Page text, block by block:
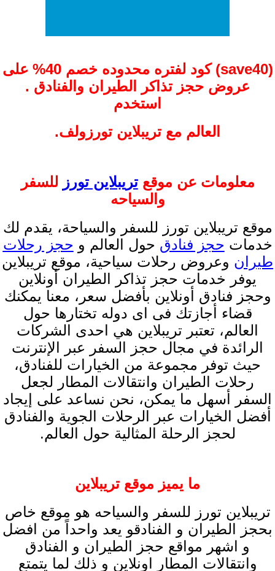
(save
40)
كود لفتره محدوده خصم 40% على
عروض حجز تذاكر الطيران والفنادق .
استخدم
العالم مع تريبلاين تورزولف.
معلومات عن موقعتريبلاين تورز للسفر
والسياحه
موقع تريبلاين تورز للسفر والسياحة، يقدم لك
خدمات حجز فنادق حول العالم و حجز رحلات
طيران وعروض رحلات سياحية، موقع تريبلاين
يوفر خدمات حجز تذاكر الطيران أونلاين
وحجز فنادق أونلاين بأفضل سعر، معنا يمكنك
قضاء أجازتك فى اى دوله تختارها حول
العالم، تعتبر تريبلاين هي احدى الشركات
الرائدة في مجال حجز السفر عبر الإنترنت
حيث توفر مجموعة من الخيارات للفنادق،
رحلات الطيران وانتقالات المطار لجعل
السفر أسهل ما يمكن، نحن نساعد على إيجاد
أفضل الخيارات عبر الرحلات الجوية والفنادق
لحجز الرحلة المثالية حول العالم.
ما يميز موقع تريبلاين
تريبلاين تورز للسفر والسياحه هو موقع خاص
بحجز الطيران و الفنادقو يعد واحداً من افضل
و اشهر مواقع حجز الطيران و الفنادق
وانتقالات المطار اونلاين و ذلك لما يتمتع